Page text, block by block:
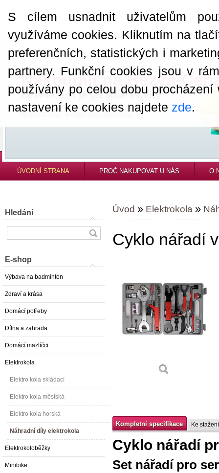
S cílem usnadnit uživatelům
využíváme cookies. Kliknutím na
preferenčních, statistických i
partnery. Funkční cookies jsou v
používány po celou dobu
nastavení ke cookies najdete zde.
Nakoupili na Bezva-
Bezva-Cena je garance kvality
ÚVODNÍ STRANA PROČ NAKUPOVAT U NÁS O
Hledání
E-shop
Výbava na badminton
Zdraví a krása
Domácí potřeby
Dílna a zahrada
Domácí mazlíčci
Elektrokola
Elektro kola skládací
Elektro kola městská
Elektro kola horská
Náhradní díly elektrokola
Elektrokoloběžky
Minibike
Úvod » Elektrokola »
Cyklo nářadí
Kompletní specifikace Ke stažení
Cyklo nářadí
Set nářadí pro